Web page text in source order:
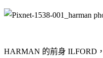
HARMAN 的前身 ILFORD